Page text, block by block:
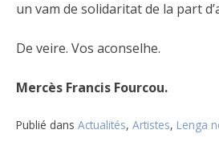
un vam de solidaritat de la part
De veire. Vos aconselhe.
Mercès Francis Fourcou.
Publié dans Actualités, Artistes, Lenga